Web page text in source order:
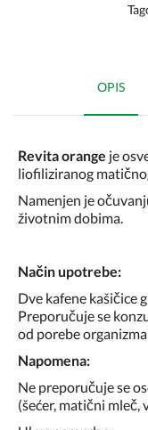
OPIS
Revita orange je
liofiliziranog
Namenjen je
životnim dobima.
Način upotrebe:
Dve kafene kašičice
Preporučuje se
od porebe
Napomena:
Ne preporučuje se
(šećer, matični mleč,